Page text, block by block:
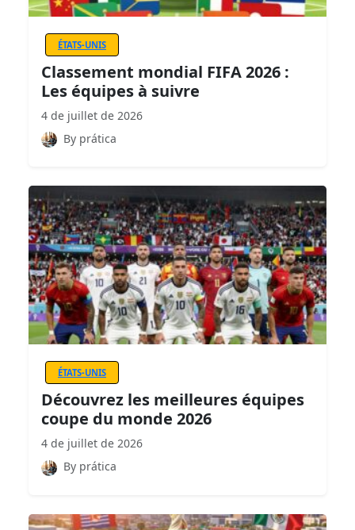
ÉTATS-UNIS
Classement mondial FIFA 2026 :
Les équipes à suivre
4 de juillet de 2026
By prática
ÉTATS-UNIS
Découvrez les meilleures équipes
coupe du monde 2026
4 de juillet de 2026
By prática